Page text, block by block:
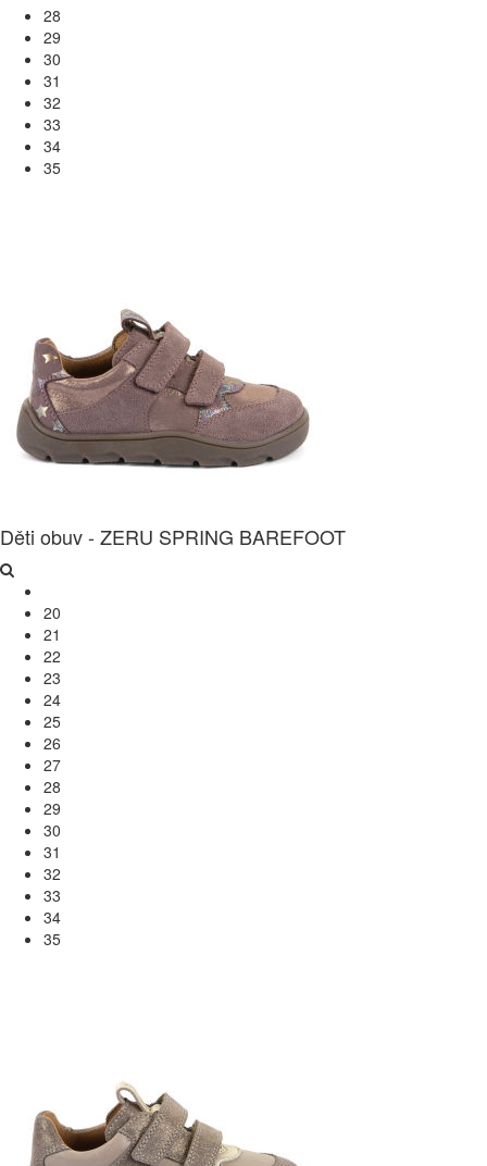
28
29
30
31
32
33
34
35
Děti obuv - ZERU SPRING BAREFOOT
20
21
22
23
24
25
26
27
28
29
30
31
32
33
34
35